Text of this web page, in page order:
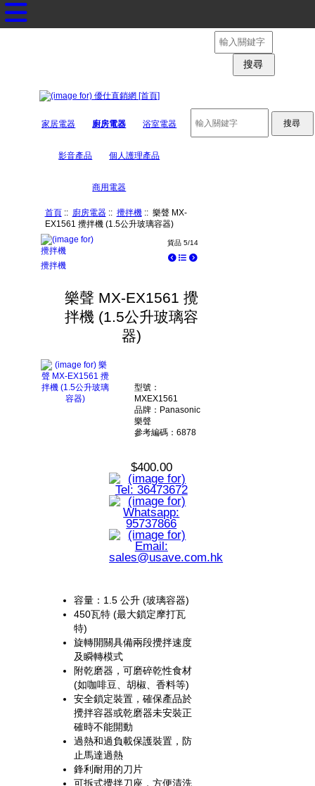
家居電器 廚房電器 浴室電器
影音產品 個人護理產品
商用電器
首頁:: 廚房電器:: 攪拌機:: 樂聲 MX-
EX1561 攪拌機 (1.5公升玻璃容器)
攪拌機
貨品 5/14
樂聲 MX-EX1561 攪
拌機 (1.5公升玻璃容
器)
型號：
MXEX1561
品牌：Panasonic
樂聲
參考編碼：6878
$400.00
容量：1.5 公升 (玻璃容器)
450瓦特 (最大鎖定摩打瓦
特)
旋轉開關具備兩段攪拌速度
及瞬轉模式
附乾磨器，可磨碎乾性食材
(如咖啡豆、胡椒、香料等)
安全鎖定裝置，確保產品於
攪拌容器或乾磨器未安裝正
確時不能開動
過熱和過負載保護裝置，防
止馬達過熱
鋒利耐用的刀片
可拆式攪拌刀座，方便清洗